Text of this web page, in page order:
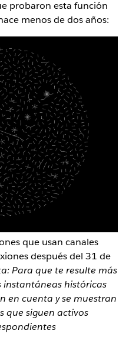
probaron esta función
menos de dos años:
que usan canales
después del 31 de
Para que te resulte más
instantáneas históricas
en cuenta y se muestran
que siguen activos